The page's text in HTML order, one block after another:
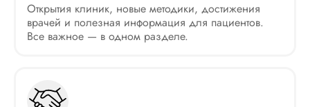
Открытия клиник, новые методики, достижения
врачей и полезная информация для пациентов.
Все важное — в одном разделе.